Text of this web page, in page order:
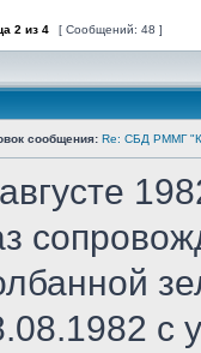
2 из 4 [ Сообщений: 48 ]
сообщения: Re: СБД РММГ
с